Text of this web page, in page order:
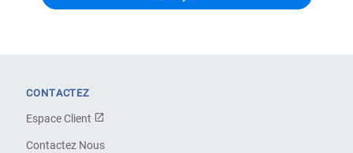
CONTACTEZ
Espace Client
Contactez Nous